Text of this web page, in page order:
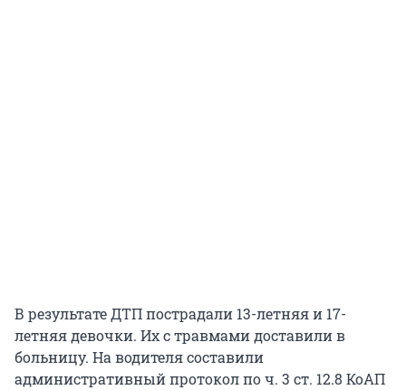
В результате ДТП пострадали 13-летняя и 17-
летняя девочки. Их с травмами доставили в
больницу. На водителя составили
административный протокол по ч. 3 ст. 12.8 КоАП